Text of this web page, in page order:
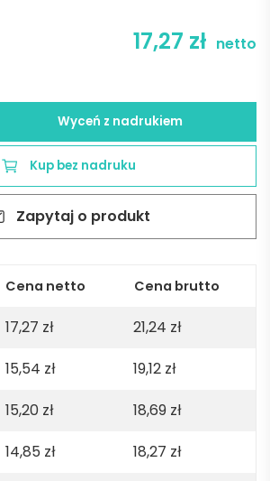
17,27 zł netto
Wyceń z nadrukiem
Kup bez nadruku
Zapytaj o produkt
Cena netto Cena brutto
17,27 zł 21,24 zł
15,54 zł 19,12 zł
15,20 zł 18,69 zł
14,85 zł 18,27 zł